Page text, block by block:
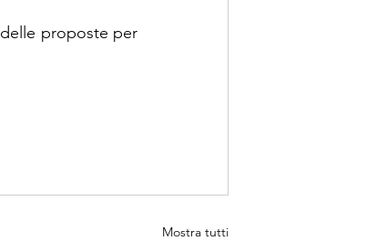
proposte per
Mostra tutti